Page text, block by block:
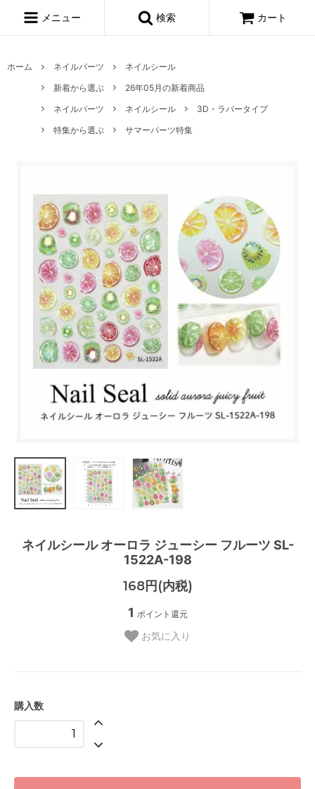
メニュー 検索 カート
ホーム ネイルパーツ
ネイルシール
新着から選ぶ
26年05月の新着商品
ネイルパーツ
ネイルシール
3D・ラバータイプ
特集から選ぶ
サマーパーツ特集
ネイルシール オーロラ ジューシー フルーツ SL-
1522A-198
168円(内税)
1 ポイント還元
お気に入り
購入数